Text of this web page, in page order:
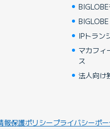
IPトラン
マカフィ
ス
法人向け
報保護ポリシープライバシーポ